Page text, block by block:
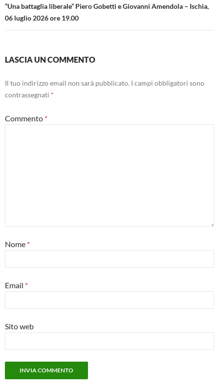
“Una battaglia liberale” Piero Gobetti e Giovanni Amendola – Ischia,
06 luglio 2026 ore 19.00
LASCIA UN COMMENTO
Il tuo indirizzo email non sarà pubblicato. I campi obbligatori sono
contrassegnati *
Commento *
Nome *
Email *
Sito web